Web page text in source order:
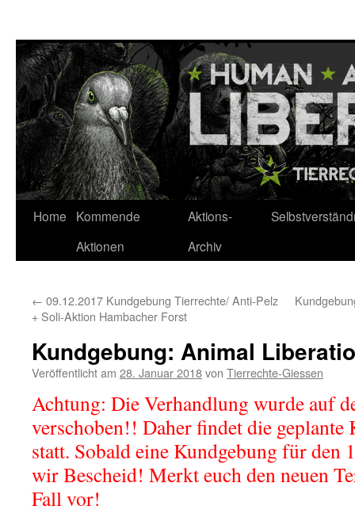
springen
Home
Kommende
Aktionen
Aktions-
Archiv
← 09.12.2017 Kundgebung Tierrechte/ Anti-Pelz
+ Soli-Aktion Hambacher Forst
Kundgebung: Animal
Veröffentlicht am 28. Januar 2018von Tierrechte-Giessen
Achtung: Die Verhandlung wurde auf
verschoben!! Daher findet die geplante
statt. Sobald eine Kundgebung für den
wir Bescheid! Merkt euch den neuen
Fall vor!